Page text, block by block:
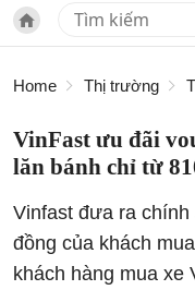
Home Thị trường
VinFast ưu đãi
lăn bánh chỉ từ
Vinfast đưa ra
đồng của khách
khách hàng mua xe